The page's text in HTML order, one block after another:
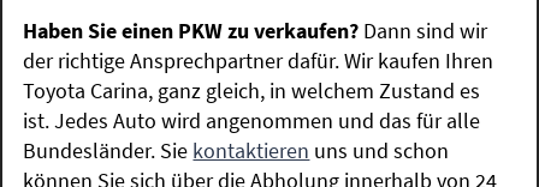
Haben Sie einen PKW zu verkaufen? Dann sind wir
der richtige Ansprechpartner dafür. Wir kaufen Ihren
Toyota Carina, ganz gleich, in welchem Zustand es
ist. Jedes Auto wird angenommen und das für alle
Bundesländer. Sie kontaktieren uns und schon
können Sie sich über die Abholung innerhalb von 24